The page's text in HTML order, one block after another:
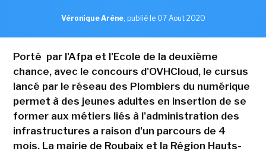
Véronique Arène, publié le 07 Aout 2020
Porté par l'Afpa et l'Ecole de la deuxième
chance, avec le concours d'OVHCloud, le cursus
lancé par le réseau des Plombiers du numérique
permet à des jeunes adultes en insertion de se
former aux métiers liés à l'administration des
infrastructures a raison d'un parcours de 4
mois. La mairie de Roubaix et la Région Hauts-